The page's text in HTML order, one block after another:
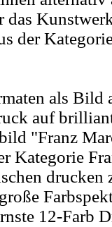
das
der
als Bild
auf
"Franz
Kategorie
drucken
12-Farb